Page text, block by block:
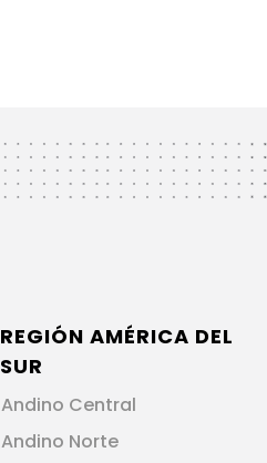
REGIÓN AMÉRICA DEL
SUR
Andino Central
Andino Norte